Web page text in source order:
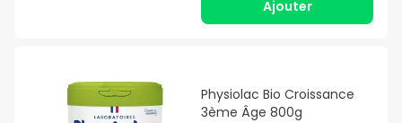
Ajouter
Physiolac Bio Croissance
3ème Âge 800g